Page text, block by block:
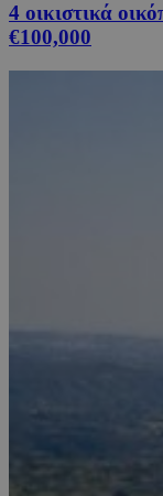
4 οικιστικά
€100,000